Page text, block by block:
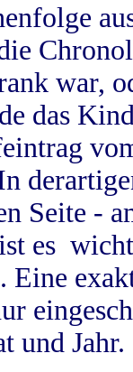
war,
das
Seite -
es
und Jahr.